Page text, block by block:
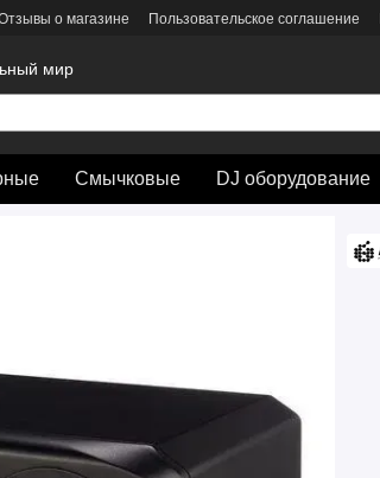
о магазине Пользовательское соглашение
мир
Смычковые DJ оборудование